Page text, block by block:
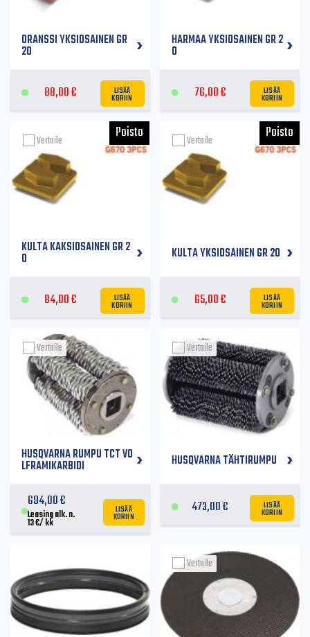
ORANSSI YKSIOSAINEN GR
20
88,00€ LISÄÄ
KORIIN
HARMAA YKSIOSAINEN GR 2
0
76,00€ LISÄÄ
KORIIN
KULTA KAKSIOSAINEN GR 2
0
84,00€ LISÄÄ
KORIIN
Vertaile
KULTA YKSIOSAINEN GR 20
65,00€ LISÄÄ
KORIIN
Vertaile
HUSQVARNA RUMPU TCT VO
LFRAMIKARBIDI
694,00€
Leasing alk. n.
13€/ kk
LISÄÄ
KORIIN
Vertaile
HUSQVARNA TÄHTIRUMPU
473,00€ LISÄÄ
KORIIN
Vertaile
Vertaile